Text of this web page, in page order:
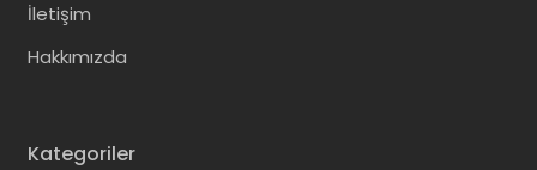
İletişim
Hakkımızda
Kategoriler